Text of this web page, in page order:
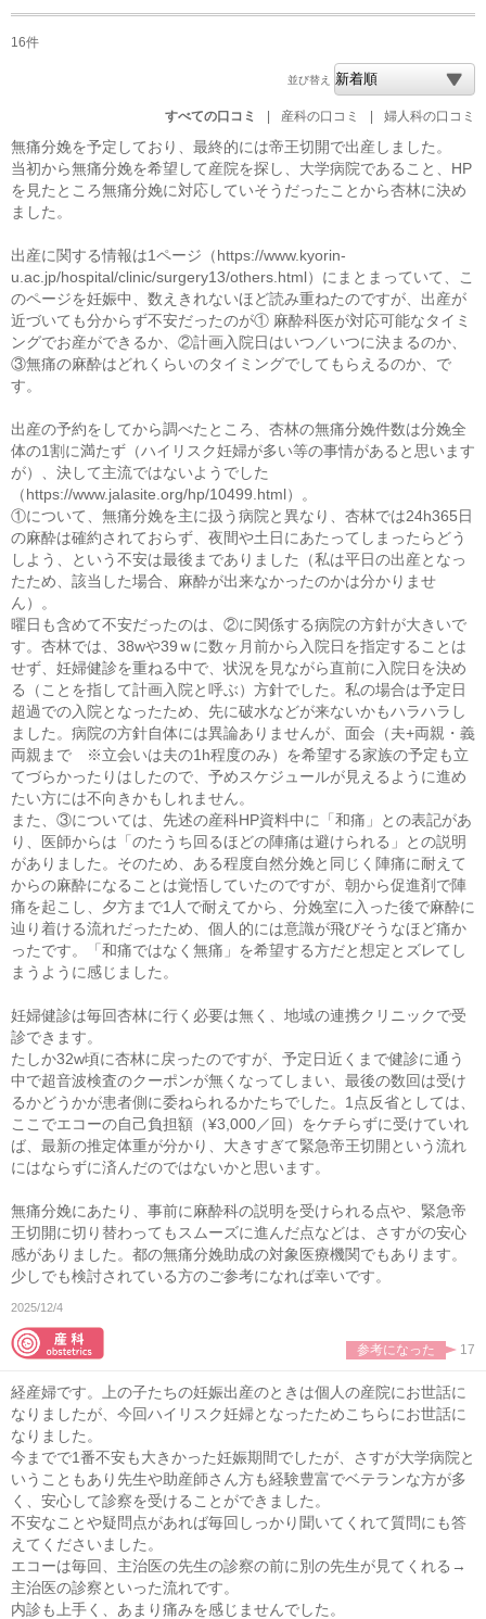
16件
並び替え
すべての口コミ | 産科の口コミ | 婦人科の口コミ
無痛分娩を予定しており、最終的には帝王切開で出産しました。
当初から無痛分娩を希望して産院を探し、大学病院であること、HP
を見たところ無痛分娩に対応していそうだったことから杏林に決め
ました。
出産に関する情報は1ページ（https://www.kyorin-
u.ac.jp/hospital/clinic/surgery13/others.html）にまとまっていて、こ
のページを妊娠中、数えきれないほど読み重ねたのですが、出産が
近づいても分からず不安だったのが① 麻酔科医が対応可能なタイミ
ングでお産ができるか、②計画入院日はいつ／いつに決まるのか、
③無痛の麻酔はどれくらいのタイミングでしてもらえるのか、で
す。
出産の予約をしてから調べたところ、杏林の無痛分娩件数は分娩全
体の1割に満たず（ハイリスク妊婦が多い等の事情があると思います
が）、決して主流ではないようでした
（https://www.jalasite.org/hp/10499.html）。
①について、無痛分娩を主に扱う病院と異なり、杏林では24h365日
の麻酔は確約されておらず、夜間や土日にあたってしまったらどう
しよう、という不安は最後までありました（私は平日の出産となっ
たため、該当した場合、麻酔が出来なかったのかは分かりませ
ん）。
曜日も含めて不安だったのは、②に関係する病院の方針が大きいで
す。杏林では、38wや39ｗに数ヶ月前から入院日を指定することは
せず、妊婦健診を重ねる中で、状況を見ながら直前に入院日を決め
る（ことを指して計画入院と呼ぶ）方針でした。私の場合は予定日
超過での入院となったため、先に破水などが来ないかもハラハラし
ました。病院の方針自体には異論ありませんが、面会（夫+両親・義
両親まで ※立会いは夫の1h程度のみ）を希望する家族の予定も立
てづらかったりはしたので、予めスケジュールが見えるように進め
たい方には不向きかもしれません。
また、③については、先述の産科HP資料中に「和痛」との表記があ
り、医師からは「のたうち回るほどの陣痛は避けられる」との説明
がありました。そのため、ある程度自然分娩と同じく陣痛に耐えて
からの麻酔になることは覚悟していたのですが、朝から促進剤で陣
痛を起こし、夕方まで1人で耐えてから、分娩室に入った後で麻酔に
辿り着ける流れだったため、個人的には意識が飛びそうなほど痛か
ったです。「和痛ではなく無痛」を希望する方だと想定とズレてし
まうように感じました。
妊婦健診は毎回杏林に行く必要は無く、地域の連携クリニックで受
診できます。
たしか32w頃に杏林に戻ったのですが、予定日近くまで健診に通う
中で超音波検査のクーポンが無くなってしまい、最後の数回は受け
るかどうかが患者側に委ねられるかたちでした。1点反省としては、
ここでエコーの自己負担額（¥3,000／回）をケチらずに受けていれ
ば、最新の推定体重が分かり、大きすぎて緊急帝王切開という流れ
にはならずに済んだのではないかと思います。
無痛分娩にあたり、事前に麻酔科の説明を受けられる点や、緊急帝
王切開に切り替わってもスムーズに進んだ点などは、さすがの安心
感がありました。都の無痛分娩助成の対象医療機関でもあります。
少しでも検討されている方のご参考になれば幸いです。
2025/12/4
参考になった 17
経産婦です。上の子たちの妊娠出産のときは個人の産院にお世話に
なりましたが、今回ハイリスク妊婦となったためこちらにお世話に
なりました。
今までで1番不安も大きかった妊娠期間でしたが、さすが大学病院と
いうこともあり先生や助産師さん方も経験豊富でベテランな方が多
く、安心して診察を受けることができました。
不安なことや疑問点があれば毎回しっかり聞いてくれて質問にも答
えてくださいました。
エコーは毎回、主治医の先生の診察の前に別の先生が見てくれる→
主治医の診察といった流れです。
内診も上手く、あまり痛みを感じませんでした。